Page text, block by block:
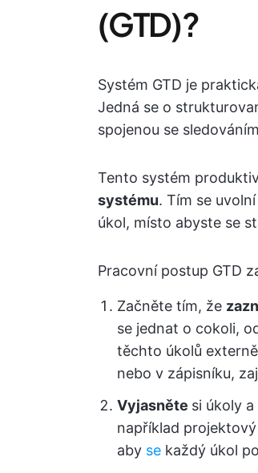
(GTD)?
Systém GTD je
Jedná se o
spojenou se
Tento systém
systému. Tím se
úkol, místo abyste se
Pracovní postup GTD
Začněte tím, že
se jednat o cokoli,
těchto úkolů
nebo v zápisníku,
Vyjasněte si úkoly
například
aby se každý úkol